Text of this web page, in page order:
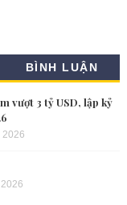
BÌNH LUẬN
vượt 3 tỷ USD, lập kỷ
2026